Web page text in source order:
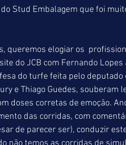
Stud Embalagem que foi
queremos elogiar os
do JCB com Fernando
do turfe feita pelo deputado
e Thiago Guedes, souberam
doses corretas de emoção.
das corridas, com
de parecer ser), conduzir